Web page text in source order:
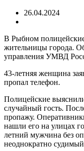
26.04.2024
В Рыбном
жительницы города.
управления УМВД
43-летняя женщина
пропал телефон.
Полицейские
случайный гость.
пропажу.
нашли его на улицах
летний мужчина без
неоднократно